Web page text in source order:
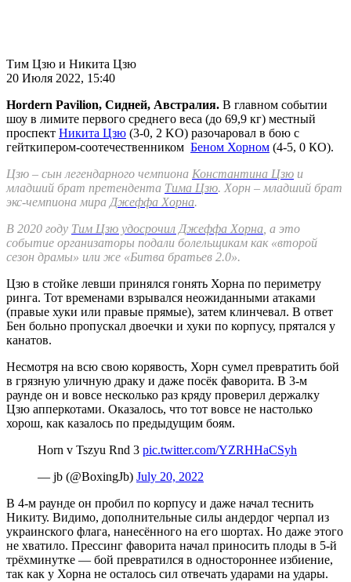
Тим Цзю и Никита Цзю
20 Июля 2022, 15:40
Hordern Pavilion, Сидней, Австралия. В главном событии
шоу в лимите первого среднего веса (до 69,9 кг) местный
проспект Никита Цзю (3-0, 2 KO) разочаровал в бою с
гейткипером-соотечественником Беном Хорном (4-5, 0 КО).
Цзю – сын легендарного чемпиона Константина Цзю и
младший брат претендента Тима Цзю. Хорн – младший брат
экс-чемпиона мира Джеффа Хорна.
В 2020 году Тим Цзю удосрочил Джеффа Хорна , а это
событие организаторы подали болельщикам как «второй
сезон драмы» или же «Битва братьев 2.0».
Цзю в стойке левши принялся гонять Хорна по периметру
ринга. Тот временами взрывался неожиданными атаками
(правые хуки или правые прямые), затем клинчевал. В ответ
Бен больно пропускал двоечки и хуки по корпусу, прятался у
канатов.
Несмотря на всю свою корявость, Хорн сумел превратить бой
в грязную уличную драку и даже посёк фаворита. В 3-м
раунде он и вовсе несколько раз кряду проверил держалку
Цзю апперкотами. Оказалось, что тот вовсе не настолько
хорош, как казалось по предыдущим боям.
Horn v Tszyu Rnd 3 pic.twitter.com/YZRHHaCSyh
— jb (@BoxingJb) July 20, 2022
В 4-м раунде он пробил по корпусу и даже начал теснить
Никиту. Видимо, дополнительные силы андердог черпал из
украинского флага, нанесённого на его шортах. Но даже этого
не хватило. Прессинг фаворита начал приносить плоды в 5-й
трёхминутке — бой превратился в одностороннее избиение,
так как у Хорна не осталось сил отвечать ударами на удары.